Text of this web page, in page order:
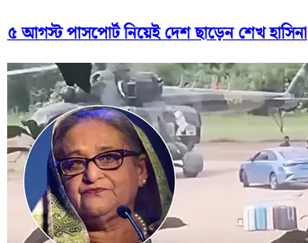
৫ আগস্ট পাসপোর্ট নিয়েই দেশ ছাড়েন শেখ হাসিনা